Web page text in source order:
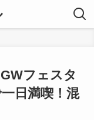
フェスタ
日満喫！混